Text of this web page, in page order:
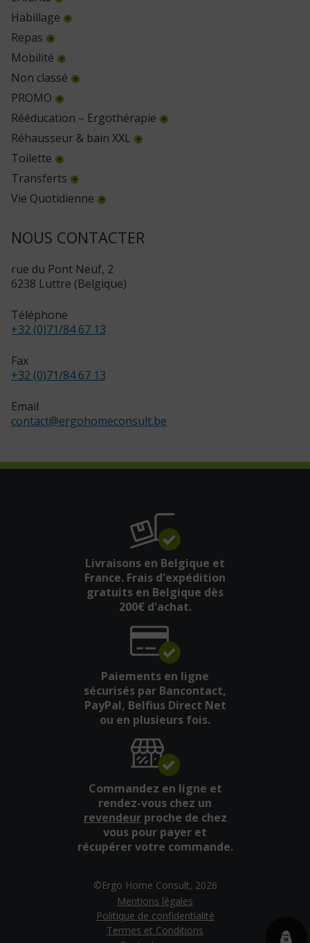
Habillage
Repas
Mobilité
Non classé
PROMO
Rééducation – Ergothérapie
Réhausseur & bain XXL
Toilette
Transferts
Vie Quotidienne
NOUS CONTACTER
rue du Pont Neuf, 2
6238 Luttre (Belgique)
Téléphone
+32 (0)71/84 67 13
Fax
+32 (0)71/84 67 13
Email
contact@ergohomeconsult.be
Livraisons en Belgique et
France. Frais d'expédition
gratuits en Belgique dès
200€ d'achat.
Paiements en ligne
sécurisés par Bancontact,
PayPal, Belfius Direct Net
ou en plusieurs fois.
Commandez en ligne et
rendez-vous chez un
revendeurproche de chez
vous pour payer et
récupérer votre commande.
©Ergo Home Consult, 2026
Mentions légales
Politique de confidentialité
Termes et Conditions